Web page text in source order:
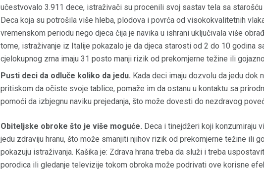
učestvovalo 3.911 dece, istraživači su procenili svoj sastav tela sa
Deca koja su potrošila više hleba, plodova i povrća od visokokvalitetnih
vremenskom periodu nego djeca čija je navika u ishrani uključivala više
tome, istraživanje iz Italije pokazalo je da djeca starosti od 2 do 10 godina
cjelokupnog zrna imaju 31 posto manji rizik od prekomjerne težine ili
Pusti deci da odluče koliko da jedu. Kada deci imaju dozvolu da jedu dok
pritiskom da očiste svoje tablice, pomaže im da ostanu u kontaktu sa
pomoći da izbjegnu naviku prejedanja, što može dovesti do nezdravog
Obiteljske obroke što je više moguće. Deca i tinejdžeri koji konzumiraju
jedu zdraviju hranu, što može smanjiti njihov rizik od prekomjerne težine ili
pokazuju istraživanja. Kašika je: Zdrava hrana treba da služi i treba
porodica ili gledanje televizije tokom obroka može podrivati ​​ove korisne